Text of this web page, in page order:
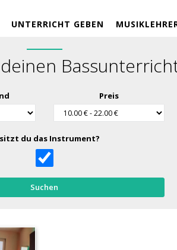
UNTERRICHT GEBEN
Preis
du das Instrument?
Suchen